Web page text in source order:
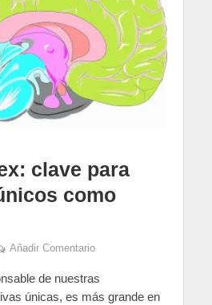
clave para
como
Añadir Comentario
de nuestras
únicas, es más grande en